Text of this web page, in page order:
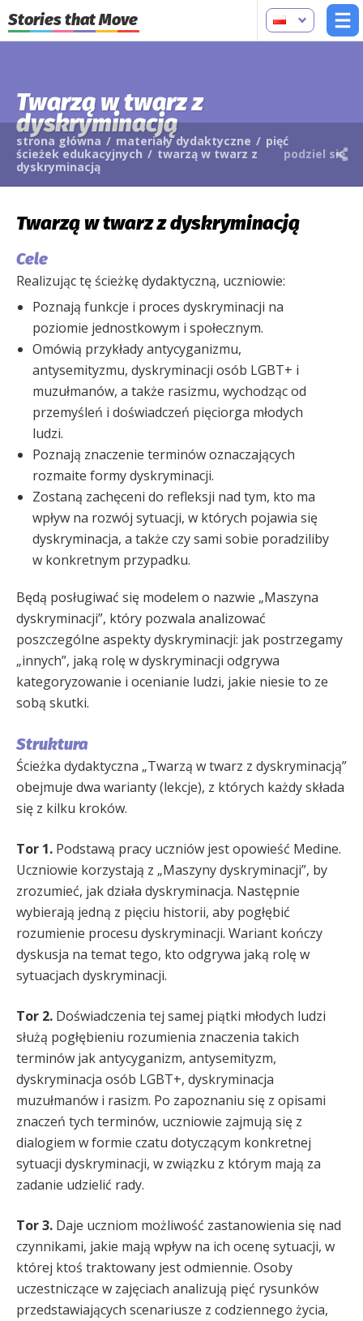
Stories that Move
Twarzą w twarz z
dyskryminacją
strona główna / materiały dydaktyczne / pięć
ścieżek edukacyjnych / twarzą w twarz z
dyskryminacją
podziel się
Twarzą w twarz z dyskryminacją
Cele
Realizując tę ścieżkę dydaktyczną, uczniowie:
Poznają funkcje i proces dyskryminacji na
poziomie jednostkowym i społecznym.
Omówią przykłady antycyganizmu,
antysemityzmu, dyskryminacji osób LGBT+ i
muzułmanów, a także rasizmu, wychodząc od
przemyśleń i doświadczeń pięciorga młodych
ludzi.
Poznają znaczenie terminów oznaczających
rozmaite formy dyskryminacji.
Zostaną zachęceni do refleksji nad tym, kto ma
wpływ na rozwój sytuacji, w których pojawia się
dyskryminacja, a także czy sami sobie poradziliby
w konkretnym przypadku.
Będą posługiwać się modelem o nazwie „Maszyna
dyskryminacji”, który pozwala analizować
poszczególne aspekty dyskryminacji: jak postrzegamy
„innych”, jaką rolę w dyskryminacji odgrywa
kategoryzowanie i ocenianie ludzi, jakie niesie to ze
sobą skutki.
Struktura
Ścieżka dydaktyczna „Twarzą w twarz z dyskryminacją”
obejmuje dwa warianty (lekcje), z których każdy składa
się z kilku kroków.
Tor 1. Podstawą pracy uczniów jest opowieść Medine.
Uczniowie korzystają z „Maszyny dyskryminacji”, by
zrozumieć, jak działa dyskryminacja. Następnie
wybierają jedną z pięciu historii, aby pogłębić
rozumienie procesu dyskryminacji. Wariant kończy
dyskusja na temat tego, kto odgrywa jaką rolę w
sytuacjach dyskryminacji.
Tor 2. Doświadczenia tej samej piątki młodych ludzi
służą pogłębieniu rozumienia znaczenia takich
terminów jak antycyganizm, antysemityzm,
dyskryminacja osób LGBT+, dyskryminacja
muzułmanów i rasizm. Po zapoznaniu się z opisami
znaczeń tych terminów, uczniowie zajmują się z
dialogiem w formie czatu dotyczącym konkretnej
sytuacji dyskryminacji, w związku z którym mają za
zadanie udzielić rady.
Tor 3. Daje uczniom możliwość zastanowienia się nad
czynnikami, jakie mają wpływ na ich ocenę sytuacji, w
której ktoś traktowany jest odmiennie. Osoby
uczestniczące w zajęciach analizują pięć rysunków
przedstawiających scenariusze z codziennego życia,